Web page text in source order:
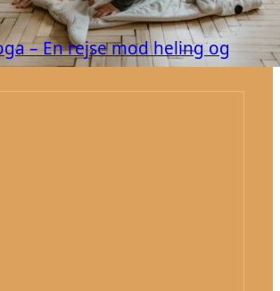
– En rejse mod heling og